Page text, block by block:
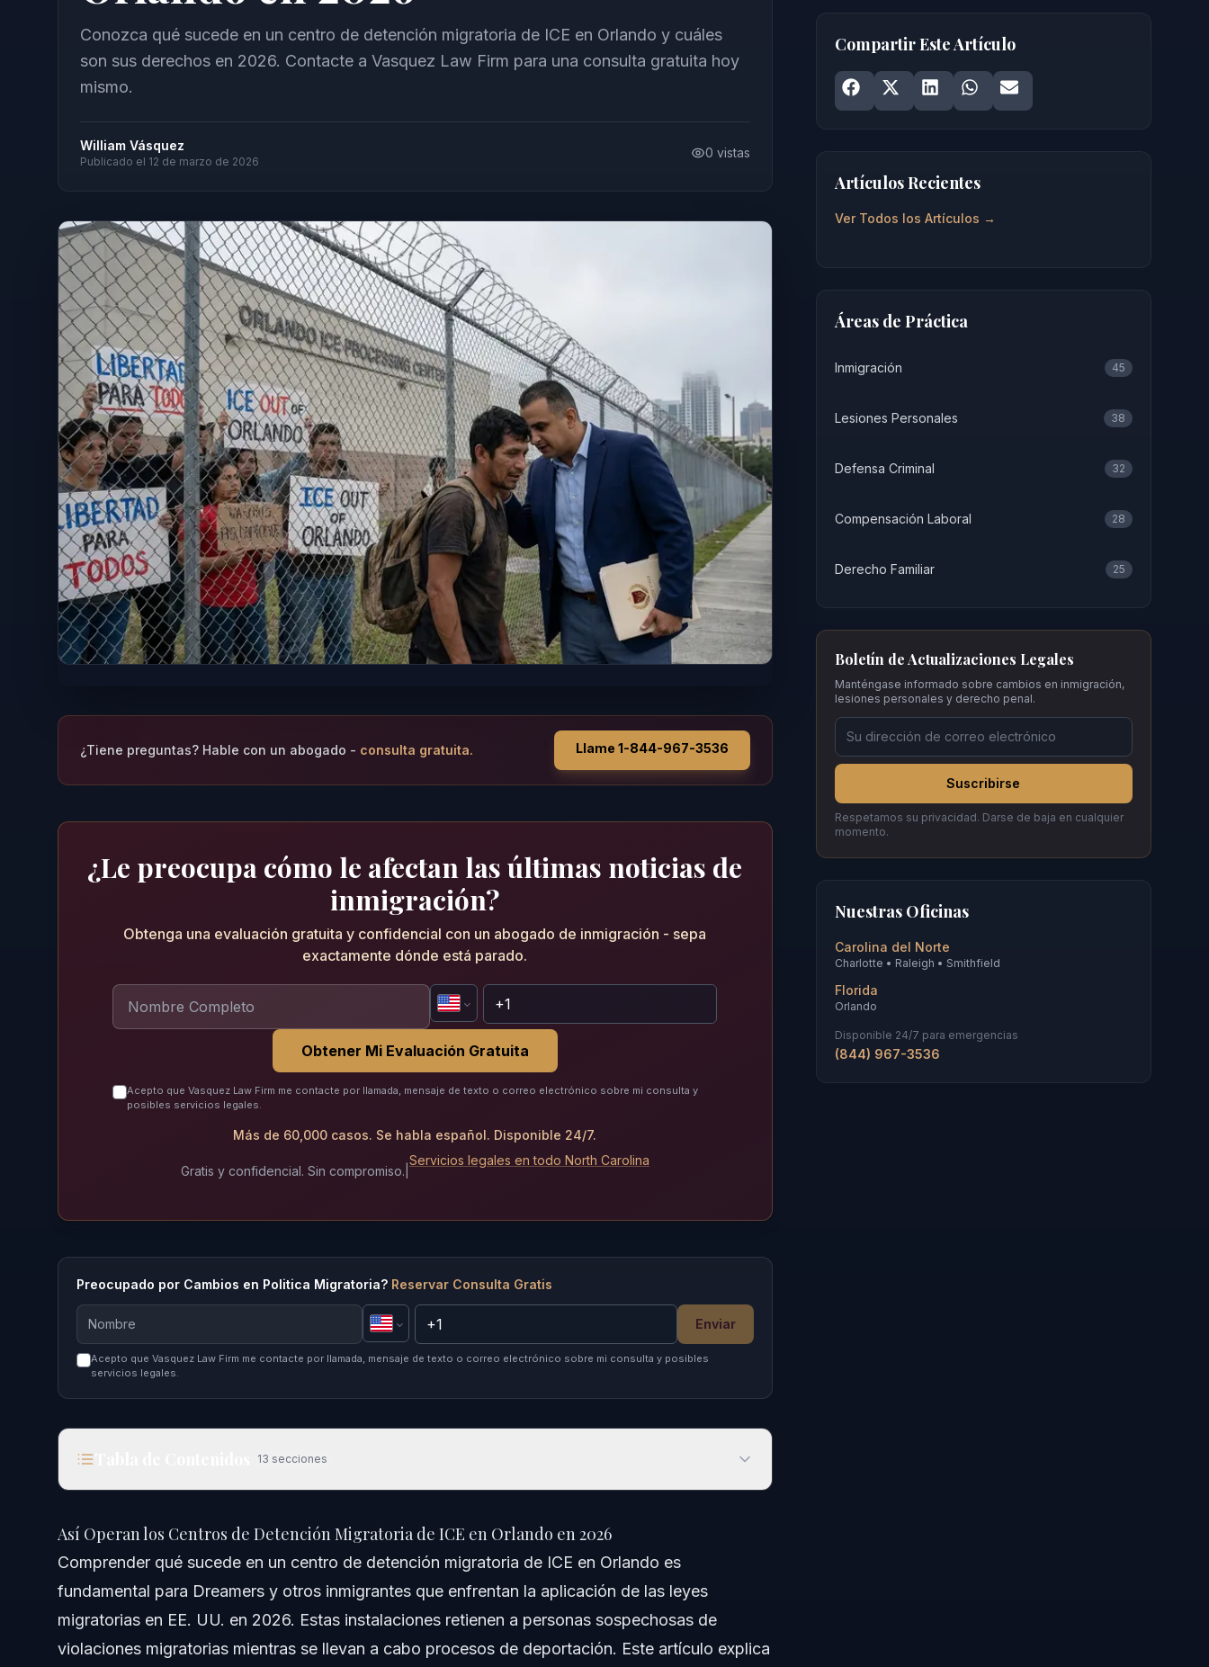
Conozca qué sucede en un centro de detención migratoria de ICE en Orlando y cuáles
son sus derechos en 2026. Contacte a Vasquez Law Firm para una consulta gratuita hoy
mismo.
William Vásquez
Publicado el 12 de marzo de 2026
0 vistas
¿Tiene preguntas? Hable con un abogado - consulta gratuita. Llame 1-844-967-3536
¿Le preocupa cómo le afectan las últimas noticias de
inmigración?
Obtenga una evaluación gratuita y confidencial con un abogado de inmigración - sepa
exactamente dónde está parado.
Obtener Mi Evaluación Gratuita
Acepto que Vasquez Law Firm me contacte por llamada, mensaje de texto o correo electrónico sobre mi consulta y
posibles servicios legales.
Más de 60,000 casos. Se habla español. Disponible 24/7.
Gratis y confidencial. Sin compromiso.
Servicios legales en todo North Carolina
Preocupado por Cambios en Politica Migratoria? Reservar Consulta Gratis
Enviar
Acepto que Vasquez Law Firm me contacte por llamada, mensaje de texto o correo electrónico sobre mi consulta y posibles
servicios legales.
13 secciones
Respuesta Rápida
Comprendiendo los Centros de Detención Migratoria de ICE
Así Operan los Centros de Detención Migratoria de ICE en Orlando en 2026
Comprender qué sucede en un centro de detención migratoria de ICE en Orlando es
fundamental para Dreamers y otros inmigrantes que enfrentan la aplicación de las leyes
migratorias en EE. UU. en 2026. Estas instalaciones retienen a personas sospechosas de
violaciones migratorias mientras se llevan a cabo procesos de deportación. Este artículo explica
Compartir Este Artículo
Share onFacebook
Share onX
Share onLinkedIn
Share onWhatsApp
Share on
Artículos Recientes
Ver Todos los Artículos →
Áreas de Práctica
Inmigración 45
Lesiones Personales 38
Defensa Criminal 32
Compensación Laboral 28
Derecho Familiar 25
Boletín de Actualizaciones Legales
Manténgase informado sobre cambios en inmigración,
lesiones personales y derecho penal.
Suscribirse
Respetamos su privacidad. Darse de baja en cualquier
momento.
Nuestras Oficinas
Carolina del Norte
Charlotte • Raleigh • Smithfield
Florida
Orlando
Disponible 24/7 para emergencias
(844) 967-3536